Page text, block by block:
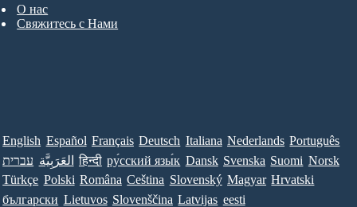
О нас
Свяжитесь с Нами
English Español Français Deutsch Italiana Nederlands Português
עברית العَرَبِيَّة हिन्दी ру́сский язы́к Dansk Svenska Suomi Norsk
Türkçe Polski Româna Ceština Slovenský Magyar Hrvatski
български Lietuvos Slovenščina Latvijas eesti